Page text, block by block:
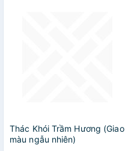
Thác Khói Trầm Hương (Giao
màu ngẫu nhiên)